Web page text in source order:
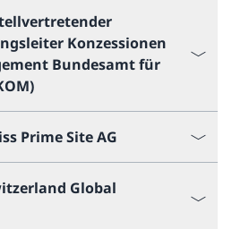
Konzessionen
Bundesamt für
Prime Site AG
Global